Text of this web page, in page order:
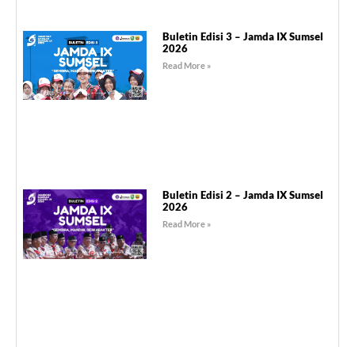
Buletin Edisi 3 – Jamda IX Sumsel
2026
Read More »
Buletin Edisi 2 – Jamda IX Sumsel
2026
Read More »